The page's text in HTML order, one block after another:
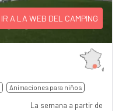
IR A LA WEB DEL CAMPING
Animaciones para niños
La semana a partir de